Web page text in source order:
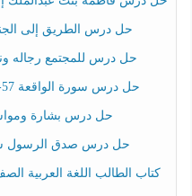
حل درس الطريق إلى
حل درس للمجتمع رجاله
حل درس سورة الواقعة 57-74 تربية اسلامية الصف التاسع
حل درس بشارة
حل درس صدق الرسول سورة يس 1-12
كتاب الطالب اللغة العربية الصف